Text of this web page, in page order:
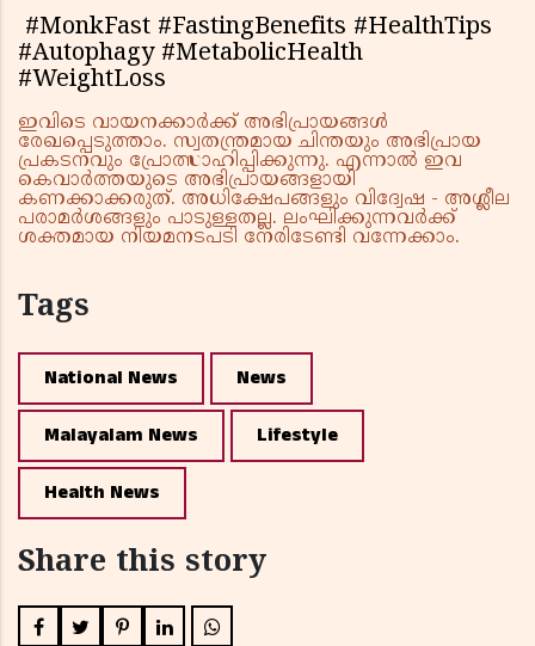
#MonkFast #FastingBenefits #HealthTips
#Autophagy #MetabolicHealth
#WeightLoss
ഇവിടെ വായനക്കാർക്ക് അഭിപ്രായങ്ങൾ
രേഖപ്പെടുത്താം. സ്വതന്ത്രമായ ചിന്തയും അഭിപ്രായ
പ്രകടനവും പ്രോത്സാഹിപ്പിക്കുന്നു. എന്നാൽ ഇവ
കെവാർത്തയുടെ അഭിപ്രായങ്ങളായി
കണക്കാക്കരുത്. അധിക്ഷേപങ്ങളും വിദ്വേഷ - അശ്ലീല
പരാമർശങ്ങളും പാടുള്ളതല്ല. ലംഘിക്കുന്നവർക്ക്
ശക്തമായ നിയമനടപടി നേരിടേണ്ടി വന്നേക്കാം.
Tags
National News News
Malayalam News Lifestyle
Health News
Share this story